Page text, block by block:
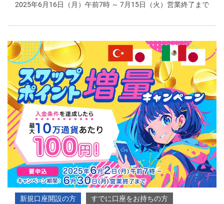
2025年6月16日（月）午前7時 ～ 7月15日（火）営業終了まで